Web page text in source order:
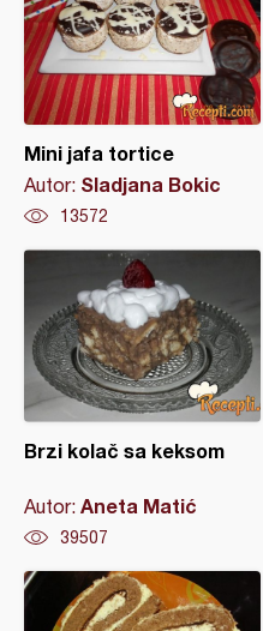
Mini jafa tortice
Autor: Sladjana Bokic
13572
Brzi kolač sa keksom
Autor: Aneta Matić
39507